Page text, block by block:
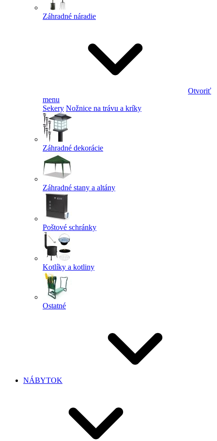
Záhradné náradie
Otvoriť
menu
Sekery Nožnice na trávu a kríky
Záhradné dekorácie
Záhradné stany a altány
Poštové schránky
Kotlíky a kotliny
Ostatné
NÁBYTOK